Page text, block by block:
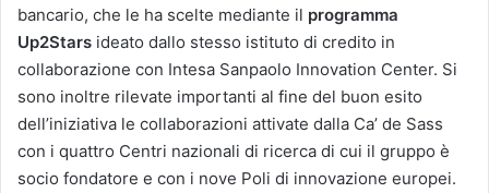
bancario, che le ha scelte mediante il programma
Up2Stars ideato dallo stesso istituto di credito in
collaborazione con Intesa Sanpaolo Innovation Center. Si
sono inoltre rilevate importanti al fine del buon esito
dell’iniziativa le collaborazioni attivate dalla Ca’ de Sass
con i quattro Centri nazionali di ricerca di cui il gruppo è
socio fondatore e con i nove Poli di innovazione europei.